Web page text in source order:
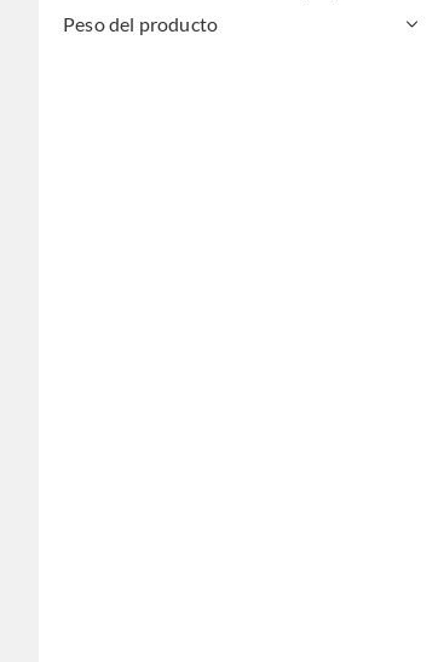
Peso del producto